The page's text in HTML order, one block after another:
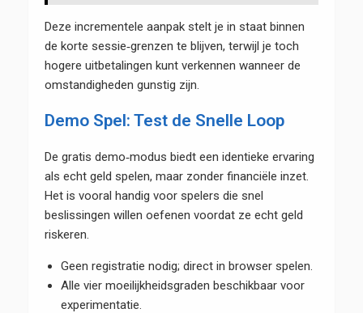
Deze incrementele aanpak stelt je in staat binnen
de korte sessie‑grenzen te blijven, terwijl je toch
hogere uitbetalingen kunt verkennen wanneer de
omstandigheden gunstig zijn.
Demo Spel: Test de Snelle Loop
De gratis demo‑modus biedt een identieke ervaring
als echt geld spelen, maar zonder financiële inzet.
Het is vooral handig voor spelers die snel
beslissingen willen oefenen voordat ze echt geld
riskeren.
Geen registratie nodig; direct in browser spelen.
Alle vier moeilijkheidsgraden beschikbaar voor
experimentatie.